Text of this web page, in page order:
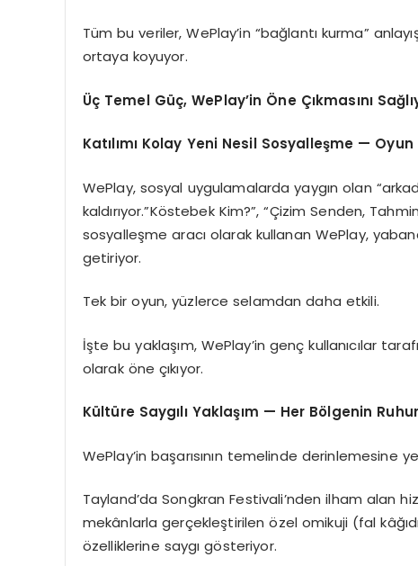
Tüm bu veriler, WePlay’in “bağlantı kurma”
ortaya koyuyor.
Üç Temel Güç, WePlay’in Öne Çıkmasını
Katılımı Kolay Yeni Nesil Sosyalleşme —
WePlay, sosyal uygulamalarda yaygın olan
kaldırıyor.”Köstebek Kim?”, “Çizim Senden,
sosyalleşme aracı olarak kullanan WePlay,
getiriyor.
Tek bir oyun, yüzlerce selamdan daha etkili.
İşte bu yaklaşım, WePlay’in genç kullanıcılar
olarak öne çıkıyor.
Kültüre Saygılı Yaklaşım — Her Bölgenin
WePlay’in başarısının temelinde derinlemesine
Tayland’da Songkran Festivali’nden ilham alan
mekânlarla gerçekleştirilen özel omikuji (fal
özelliklerine saygı gösteriyor.